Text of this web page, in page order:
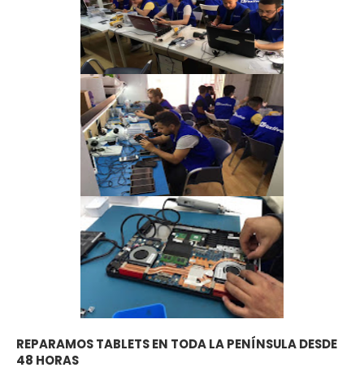
REPARAMOS TABLETS EN TODA LA PENÍNSULA DESDE
48 HORAS